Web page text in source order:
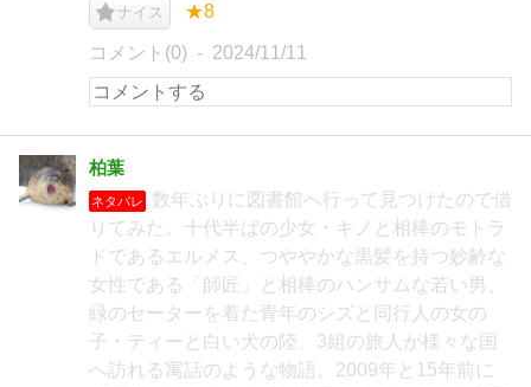
ナイス ★8
コメント(0) 2024/11/11
柏葉
ネタバレ
数年ぶりに図書館へ行って見つけたので借
りてみた。十代半ばの少女・キノと相棒のモトラ
ドであるエルメス、つややかな黒髪を持つ妙齢な
女性である「師匠」と相棒のハンサムな若い男、
緑のセーターを着た青年のシズと同行人の女の
子・ティーと白い犬の陸、3組の旅人が様々な国
へ訪れる寓話のような物語。2009年と15年前に